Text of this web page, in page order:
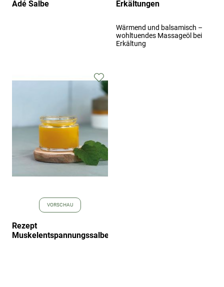
Adé Salbe
Erkältungen
Wärmend und balsamisch –
wohltuendes Massageöl bei
Erkältung
VORSCHAU
Rezept
Muskelentspannungssalbe
Zur
Wunschliste
hinzufügen